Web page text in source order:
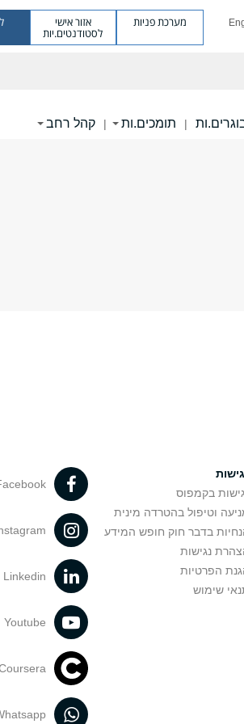
מערכת פניות אזור אישי
לסטודנטים.יות
| תומכים.ות | קהל רחב
בקמפוס
וטיפול בהטרדה מינית
בדבר חוק חופש המידע
נגישות
הפרטיות
שימוש
Linkedin
Youtube